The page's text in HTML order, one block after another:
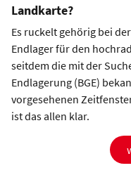
Landkarte?
Es ruckelt gehörig bei
Endlager für den
seitdem die mit der
Endlagerung (BGE)
vorgesehenen
ist das allen klar.